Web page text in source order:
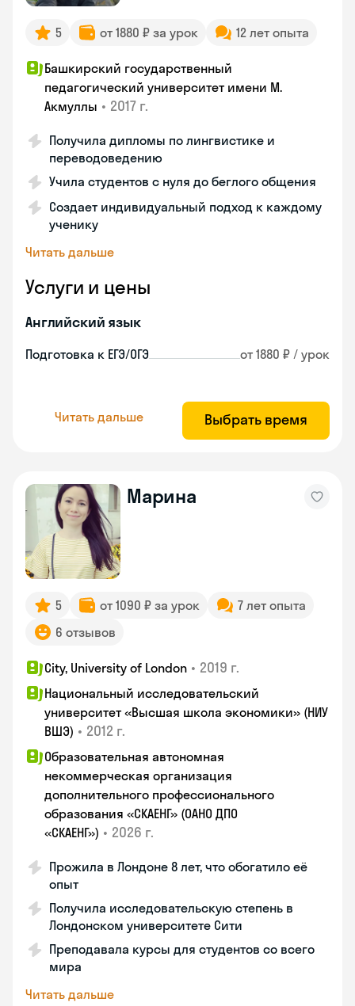
5 от 1880 ₽ за урок 12 лет опыта
Башкирский государственный
педагогический университет имени М.
Акмуллы • 2017 г.
Получила дипломы по лингвистике и
переводоведению
Учила студентов с нуля до беглого общения
Создает индивидуальный подход к каждому
ученику
Читать дальше
Услуги и цены
Английский язык
Подготовка к ЕГЭ/ОГЭ от 1880 ₽ / урок
Читать дальше Выбрать время
Марина
5 от 1090 ₽ за урок
7 лет опыта
6 отзывов
City, University of London • 2019 г.
Национальный исследовательский
университет «Высшая школа экономики» (НИУ
ВШЭ) • 2012 г.
Образовательная автономная
некоммерческая организация
дополнительного профессионального
образования «СКАЕНГ» (ОАНО ДПО
«СКАЕНГ») • 2026 г.
Прожила в Лондоне 8 лет, что обогатило её
опыт
Получила исследовательскую степень в
Лондонском университете Сити
Преподавала курсы для студентов со всего
мира
Читать дальше